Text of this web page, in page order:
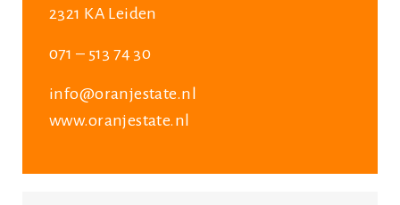
2321 KA Leiden
071 – 513 74 30
info@oranjestate.nl
www.oranjestate.nl